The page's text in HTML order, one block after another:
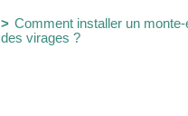
Comment installer un
des virages ?